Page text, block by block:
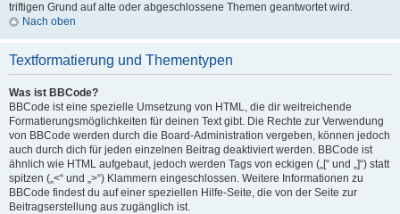
triftigen Grund auf alte oder abgeschlossene Themen geantwortet wird.
Nach oben
Textformatierung und Thementypen
Was ist BBCode?
BBCode ist eine spezielle Umsetzung von HTML, die dir weitreichende
Formatierungsmöglichkeiten für deinen Text gibt. Die Rechte zur Verwendung
von BBCode werden durch die Board-Administration vergeben, können jedoch
auch durch dich für jeden einzelnen Beitrag deaktiviert werden. BBCode ist
ähnlich wie HTML aufgebaut, jedoch werden Tags von eckigen („[“ und „]“) statt
spitzen („<“ und „>“) Klammern eingeschlossen. Weitere Informationen zu
BBCode findest du auf einer speziellen Hilfe-Seite, die von der Seite zur
Beitragserstellung aus zugänglich ist.